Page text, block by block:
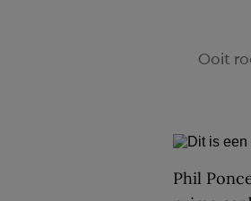
Ooit
Phil